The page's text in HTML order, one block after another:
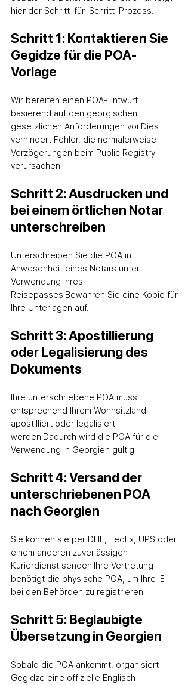
hier der Schritt-für-Schritt-Prozess.
Schritt 1: Kontaktieren Sie
Gegidze für die POA-
Vorlage
Wir bereiten einen POA-Entwurf
basierend auf den georgischen
gesetzlichen Anforderungen vor.Dies
verhindert Fehler, die normalerweise
Verzögerungen beim Public Registry
verursachen.
Schritt 2: Ausdrucken und
bei einem örtlichen Notar
unterschreiben
Unterschreiben Sie die POA in
Anwesenheit eines Notars unter
Verwendung Ihres
Reisepasses.Bewahren Sie eine Kopie für
Ihre Unterlagen auf.
Schritt 3: Apostillierung
oder Legalisierung des
Dokuments
Ihre unterschriebene POA muss
entsprechend Ihrem Wohnsitzland
apostilliert oder legalisiert
werden.Dadurch wird die POA für die
Verwendung in Georgien gültig.
Schritt 4: Versand der
unterschriebenen POA
nach Georgien
Sie können sie per DHL, FedEx, UPS oder
einem anderen zuverlässigen
Kurierdienst senden. Ihre Vertretung
benötigt die physische POA, um Ihre IE
bei den Behörden zu registrieren.
Schritt 5: Beglaubigte
Übersetzung in Georgien
Sobald die POA ankommt, organisiert
Gegidze eine offizielle Englisch–